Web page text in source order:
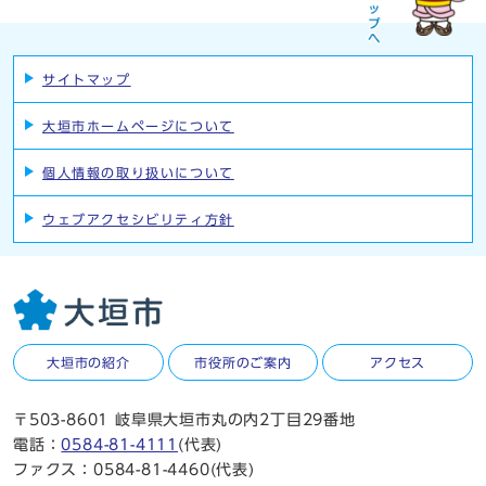
サイトマップ
大垣市ホームページについて
個人情報の取り扱いについて
ウェブアクセシビリティ方針
大垣市の紹介 市役所のご案内 アクセス
〒503-8601 岐阜県大垣市丸の内2丁目29番地
電話：0584-81-4111 (代表)
ファクス：0584-81-4460(代表)